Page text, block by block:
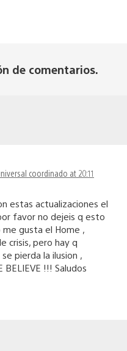
de comentarios.
coordinado at 20:11
estas actualizaciones el
favor no dejeis q esto
gusta el Home ,
crisis, pero hay q
pierda la ilusion ,
BELIEVE !!! Saludos